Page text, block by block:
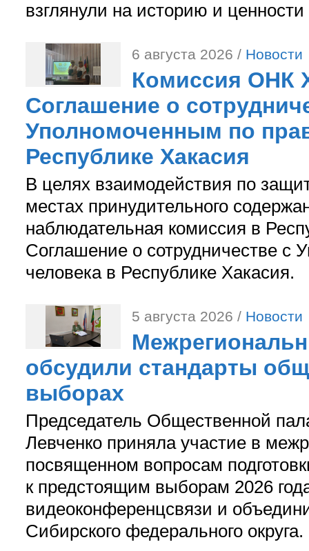
взглянули на историю и
6 августа 2026 / Новости
Комиссия ОНК
Соглашение о
Уполномоченным по
Республике Хакасия
В целях взаимодействия по
местах принудительного
наблюдательная комиссия в
Соглашение о сотрудничестве с
человека в Республике Хакасия.
5 августа 2026 / Новости
обсудили стандарты
выборах
Председатель Общественной
Левченко приняла участие в
посвященном вопросам
к предстоящим выборам 2026
видеоконференцсвязи и
Сибирского федерального округа.